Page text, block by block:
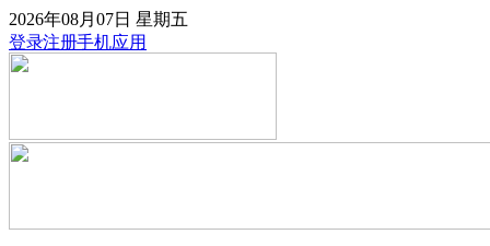
2026年08月07日 星期五
登录注册手机应用